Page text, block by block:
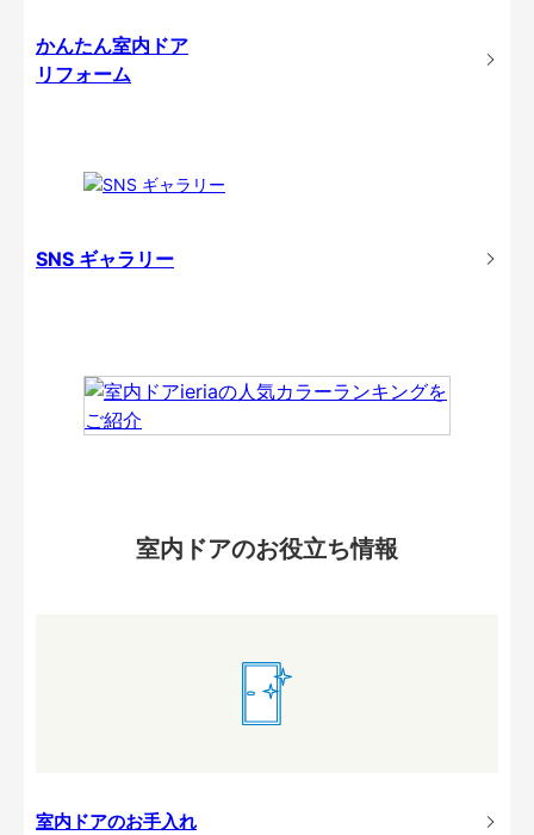
かんたん室内ドア
リフォーム
SNS ギャラリー
室内ドアのお役立ち情報
室内ドアのお手入れ